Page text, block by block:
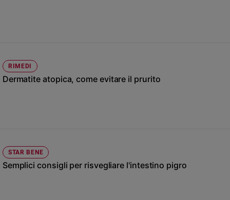
Santo
del
e
Creato
RIMEDI
Dermatite atopica, come evitare il prurito
STAR BENE
Semplici consigli per risvegliare l'intestino pigro